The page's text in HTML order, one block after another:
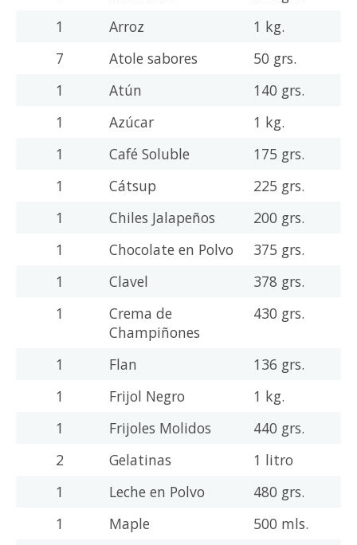
1
Arroz
1 kg.
7
Atole sabores
50 grs.
1
Atún
140 grs.
1
Azúcar
1 kg.
1
Café Soluble
175 grs.
1
Cátsup
225 grs.
1
Chiles Jalapeños
200 grs.
1
Chocolate en Polvo
375 grs.
1
Clavel
378 grs.
1
Crema de
Champiñones
430 grs.
1 Flan
136 grs.
1
Frijol Negro
1 kg.
1
Frijoles Molidos
440 grs.
2
Gelatinas
1 litro
1
Leche en Polvo
480 grs.
1
Maple
500 mls.